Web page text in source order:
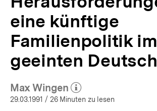
eine künftige
Familienpolitik im
geeinten
Max Wingen
(Mehr zum Autor)
öffnen
29.03.1991 / 26 Minuten zu lesen